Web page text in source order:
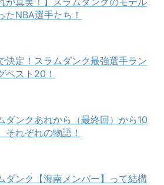
たNBA選手たち！
決定！スラムダンク最強選手ラン
ベスト20！
ダンクあれから（最終回）から10
それぞれの物語！
ダンク【海南メンバー】って結構